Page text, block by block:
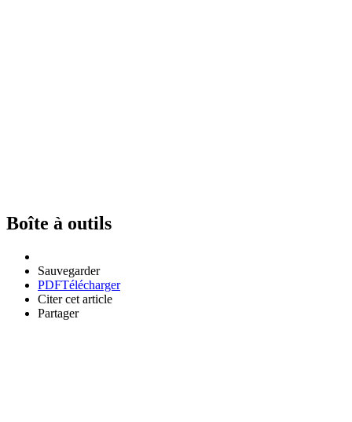
Boîte à outils
Sauvegarder
PDFTélécharger
Citer cet article
Partager